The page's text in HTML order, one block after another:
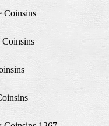
Coinsins
Coinsins